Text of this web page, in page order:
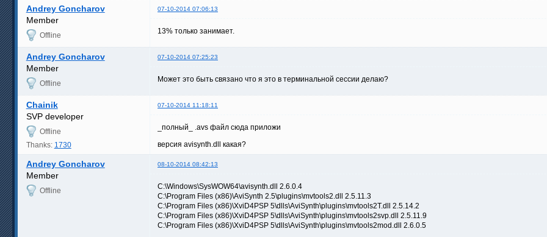
Andrey Goncharov 07-10-2014 07:06:13
Member
Offline 13% только занимает.
Andrey Goncharov 07-10-2014 07:25:23
Member
Offline Может это быть связано что я это в терминальной сессии делаю?
Chainik 07-10-2014 11:18:11
SVP developer
Offline
Thanks: 1730
_полный_ .avs файл сюда приложи
версия avisynth.dll какая?
Andrey Goncharov 08-10-2014 08:42:13
Member
Offline
C:\Windows\SysWOW64\avisynth.dll 2.6.0.4
C:\Program Files (x86)\AviSynth 2.5\plugins\mvtools2.dll 2.5.11.3
C:\Program Files (x86)\XviD4PSP 5\dlls\AviSynth\plugins\mvtools2T.dll 2.5.14.2
C:\Program Files (x86)\XviD4PSP 5\dlls\AviSynth\plugins\mvtools2svp.dll 2.5.11.9
C:\Program Files (x86)\XviD4PSP 5\dlls\AviSynth\plugins\mvtools2mod.dll 2.6.0.5